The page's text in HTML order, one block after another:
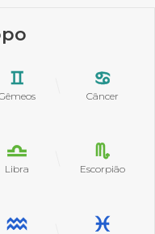
Câncer
Libra Escorpião